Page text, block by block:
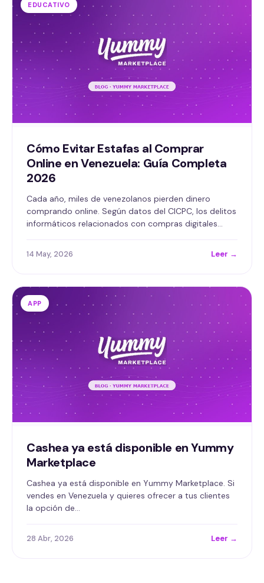
EDUCATIVO
Cómo Evitar Estafas al Comprar
Online en Venezuela: Guía Completa
2026
Cada año, miles de venezolanos pierden dinero
comprando online. Según datos del CICPC, los delitos
informáticos relacionados con compras digitales…
14 May, 2026 Leer →
APP
Cashea ya está disponible en Yummy
Marketplace
Cashea ya está disponible en Yummy Marketplace. Si
vendes en Venezuela y quieres ofrecer a tus clientes
la opción de…
28 Abr, 2026 Leer →